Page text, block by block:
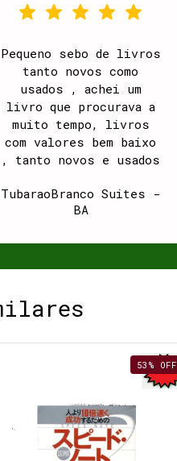
Pequeno sebo de livros
tanto novos como
usados , achei um
livro que procurava a
muito tempo, livros
com valores bem baixo
, tanto novos e usados
atendimento.
TubaraoBranco Suites -
BA
53 % OFF